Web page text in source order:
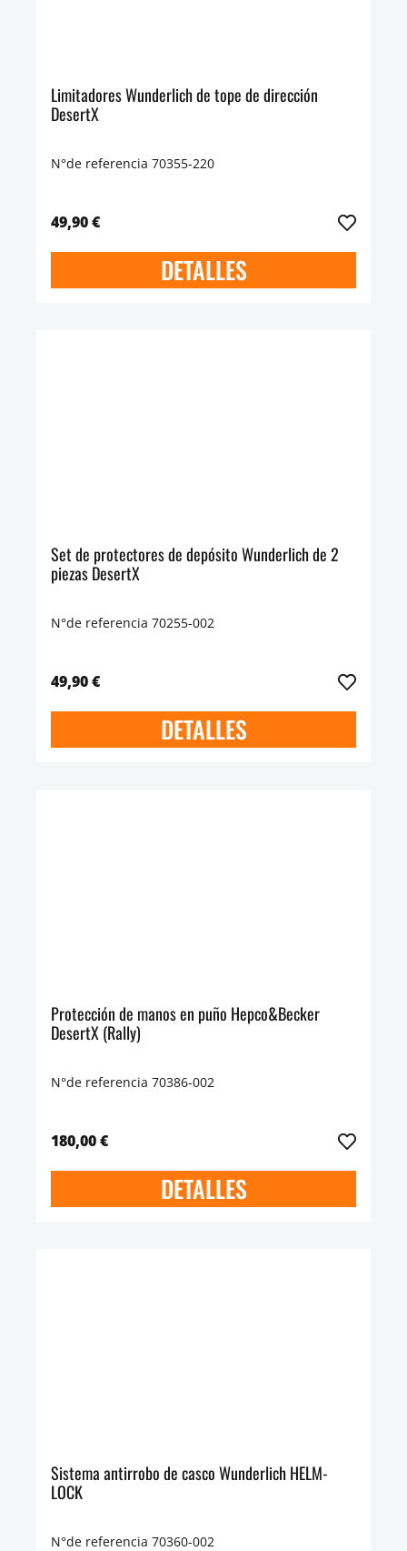
Limitadores Wunderlich de tope de dirección
DesertX
N°de referencia 70355-220
49,90 €
DETALLES
Set de protectores de depósito Wunderlich de 2
piezas DesertX
N°de referencia 70255-002
49,90 €
DETALLES
Protección de manos en puño Hepco&Becker
DesertX (Rally)
N°de referencia 70386-002
180,00 €
DETALLES
Sistema antirrobo de casco Wunderlich HELM-
LOCK
N°de referencia 70360-002